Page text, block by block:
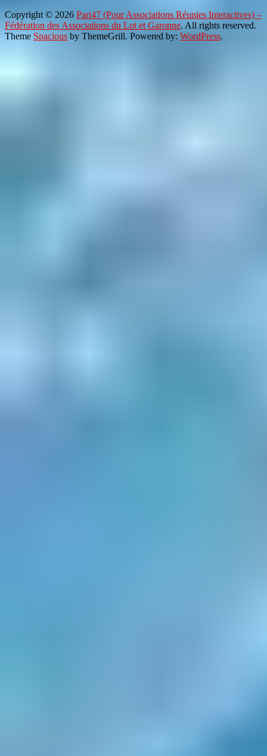
Copyright © 2026 Pari47 (Pour Associations Réunies Interactives) –
Fédération des Associations du Lot et Garonne. All rights reserved.
Theme Spacious by ThemeGrill. Powered by: WordPress.